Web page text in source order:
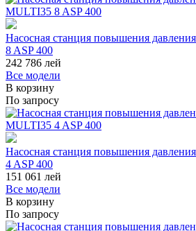
Насосная станция повышения
8 ASP 400
242 786 лей
Все модели
В корзину
По запросу
Насосная станция повышения
4 ASP 400
151 061 лей
Все модели
В корзину
По запросу